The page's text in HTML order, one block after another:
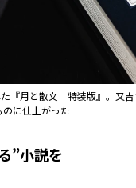
『月と散文 特装版』。又
に仕上がった
”小説を